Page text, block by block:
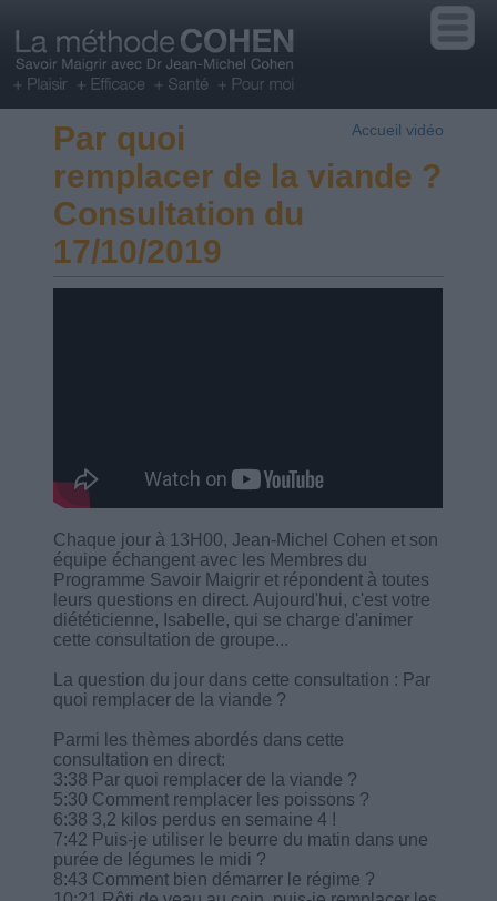
Accueil vidéo
Par quoi
remplacer de la viande ?
Consultation du
17/10/2019
Chaque jour à 13H00, Jean-Michel Cohen et son
équipe échangent avec les Membres du
Programme Savoir Maigrir et répondent à toutes
leurs questions en direct. Aujourd'hui, c'est votre
diététicienne, Isabelle, qui se charge d'animer
cette consultation de groupe...
La question du jour dans cette consultation : Par
quoi remplacer de la viande ?
Parmi les thèmes abordés dans cette
consultation en direct:
3:38 Par quoi remplacer de la viande ?
5:30 Comment remplacer les poissons ?
6:38 3,2 kilos perdus en semaine 4 !
7:42 Puis-je utiliser le beurre du matin dans une
purée de légumes le midi ?
8:43 Comment bien démarrer le régime ?